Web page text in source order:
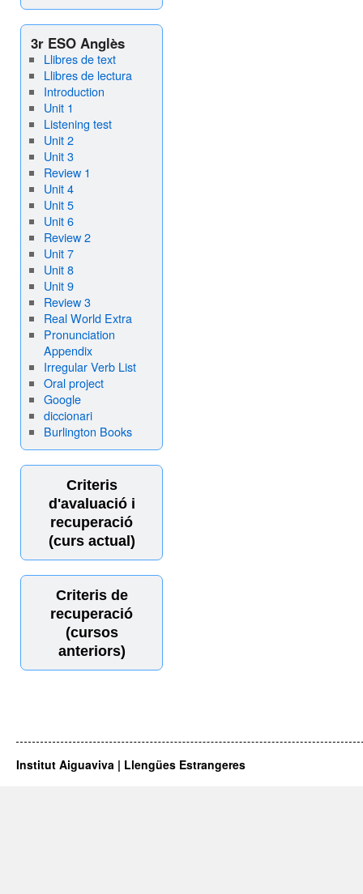
3r ESO Anglès
Llibres de text
Llibres de lectura
Introduction
Unit 1
Listening test
Unit 2
Unit 3
Review 1
Unit 4
Unit 5
Unit 6
Review 2
Unit 7
Unit 8
Unit 9
Review 3
Real World Extra
Pronunciation
Appendix
Irregular Verb List
Oral project
Google
diccionari
Burlington Books
Criteris
d'avaluació i
recuperació
(curs actual)
Criteris de
recuperació
(cursos
anteriors)
Institut Aiguaviva | Llengües Estrangeres